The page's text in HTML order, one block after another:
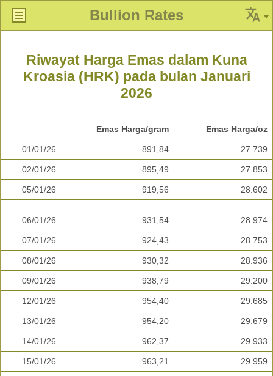
Bullion Rates
Riwayat Harga Emas dalam Kuna
Kroasia (HRK) pada bulan Januari
2026
Emas Harga/gram Emas Harga/oz
01/01/26 891,84 27.739
02/01/26 895,49 27.853
05/01/26 919,56 28.602
06/01/26 931,54 28.974
07/01/26 924,43 28.753
08/01/26 930,32 28.936
09/01/26 938,79 29.200
12/01/26 954,40 29.685
13/01/26 954,20 29.679
14/01/26 962,37 29.933
15/01/26 963,21 29.959